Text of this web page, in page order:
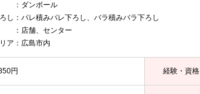
ダンボール
し：パレ積みパレ下ろし、バラ積みバラ下ろし
：店舗、センター
ア：広島市内
円 経験・資格